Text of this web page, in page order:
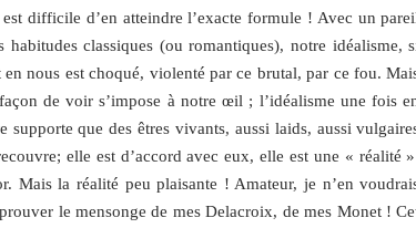
difficile d’en atteindre l’exacte formule ! Avec un
classiques (ou romantiques), notre idéalisme,
nous est choqué, violenté par ce brutal, par ce fou.
de voir s’impose à notre œil ; l’idéalisme une fois
supporte que des êtres vivants, aussi laids, aussi
elle est d’accord avec eux, elle est une « réalité
Mais la réalité peu plaisante ! Amateur, je n’en
le mensonge de mes Delacroix, de mes Monet !